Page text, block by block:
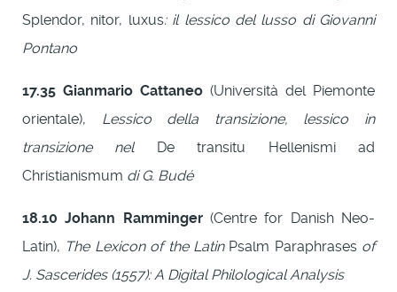
Splendor, nitor, luxus: il lessico del lusso di Giovanni
Pontano
17.35 Gianmario Cattaneo (Università del Piemonte
orientale), Lessico della transizione, lessico in
transizione nelDe transitu Hellenismi ad
Christianismum di G. Budé
18.10 Johann Ramminger(Centre for Danish Neo-
Latin), The Lexicon of the LatinPsalm Paraphrases of
J. Sascerides (1557): A Digital Philological Analysis